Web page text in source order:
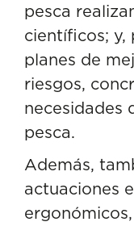
pesca
científicos; y,
planes de
riesgos,
necesidades
pesca.
Además,
actuaciones